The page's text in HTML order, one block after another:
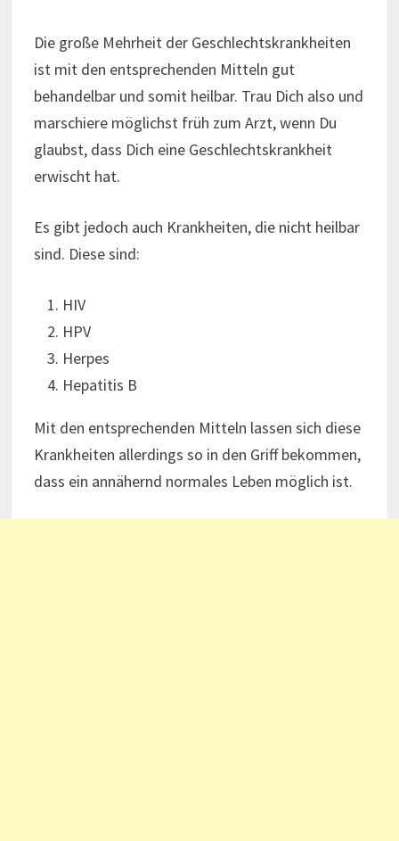
Die große Mehrheit der Geschlechtskrankheiten
ist mit den entsprechenden Mitteln gut
behandelbar und somit heilbar. Trau Dich also und
marschiere möglichst früh zum Arzt, wenn Du
glaubst, dass Dich eine Geschlechtskrankheit
erwischt hat.
Es gibt jedoch auch Krankheiten, die nicht heilbar
sind. Diese sind:
HIV
HPV
Herpes
Hepatitis B
Mit den entsprechenden Mitteln lassen sich diese
Krankheiten allerdings so in den Griff bekommen,
dass ein annähernd normales Leben möglich ist.